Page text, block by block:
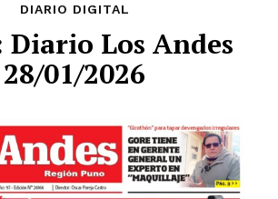
DIARIO DIGITAL
Diario Los Andes
28/01/2026